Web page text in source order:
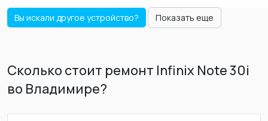
Вы искали другое устройство? Показать еще
Сколько стоит ремонт Infinix Note 30i
во Владимире?